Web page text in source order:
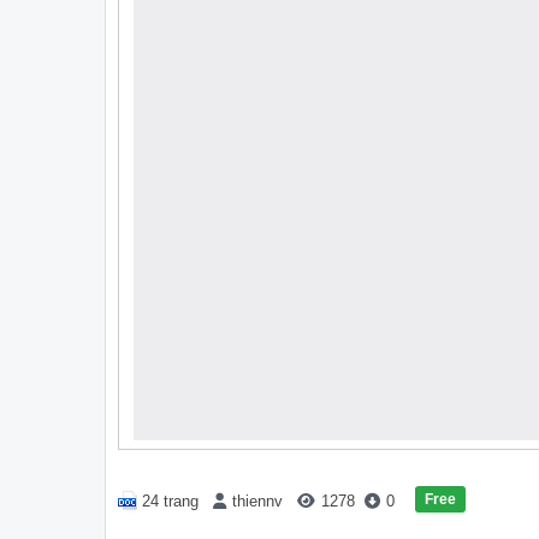
24 trang thiennv 1278 0 Free